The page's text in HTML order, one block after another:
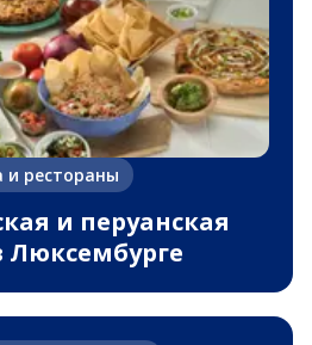
и рестораны
и перуанская
Люксембурге